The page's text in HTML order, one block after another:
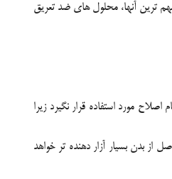
ترين آنها، محلول هاي ضد تعريق
مورد استفاده قرار نگيرد زيرا
بدن بسيار آزار دهنده تر خواهد